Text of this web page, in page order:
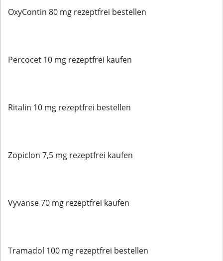
OxyContin 80 mg rezeptfrei bestellen
Percocet 10 mg rezeptfrei kaufen
Ritalin 10 mg rezeptfrei bestellen
Zopiclon 7,5 mg rezeptfrei kaufen
Vyvanse 70 mg rezeptfrei kaufen
Tramadol 100 mg rezeptfrei bestellen